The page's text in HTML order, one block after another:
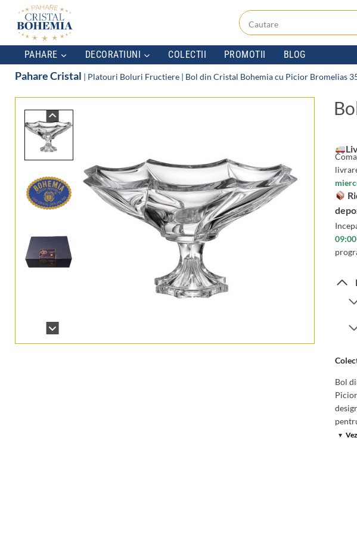
content
PAHARE DECORATIUNI COLECTII PROMOTII BLOG
Pahare Cristal | Platouri Boluri Fructiere | Bol din Cristal Bohemia cu Picior Bromelias
09:00
Bol
▾